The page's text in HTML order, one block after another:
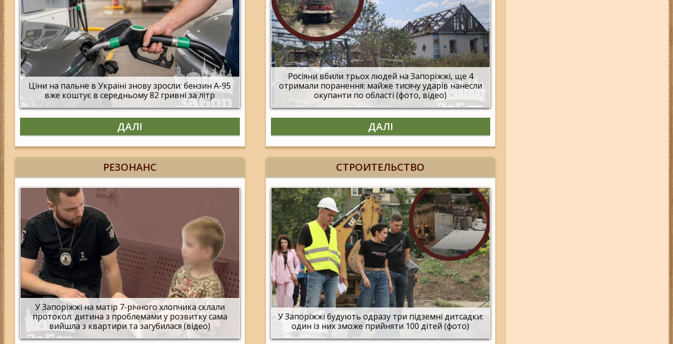
Ціни на пальне в Україні знову зросли: бензин А-95
вже коштує в середньому 82 гривні за літр
ДАЛІ
Росіяни вбили трьох людей на Запоріжжі, ще 4
отримали поранення: майже тисячу ударів нанесли
окупанти по області (фото, відео)
ДАЛІ
РЕЗОНАНС
У Запоріжжі на матір 7-річного хлопчика склали
протокол: дитина з проблемами у розвитку сама
вийшла з квартири та загубилася (відео)
СТРОИТЕЛЬСТВО
У Запоріжжі будують одразу три підземні дитсадки:
один із них зможе прийняти 100 дітей (фото)